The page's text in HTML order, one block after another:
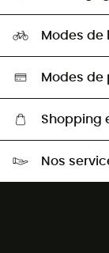
Seconde Main
Aide & Contact
HardGuides
Sélection éco-
Modes de
Modes
Shopping
Nos